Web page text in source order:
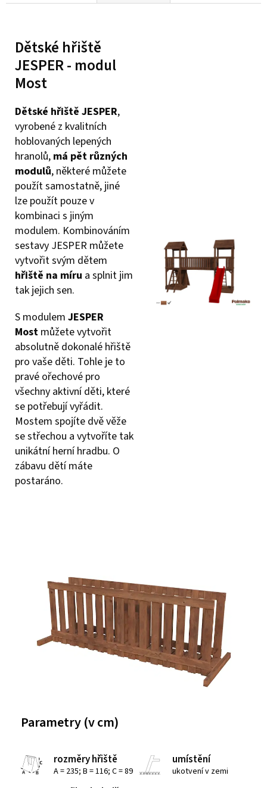
Dětské hřiště
JESPER - modul
Most
Dětské hřiště JESPER,
vyrobené z kvalitních
hoblovaných lepených
hranolů, má pět různých
modulů, některé můžete
použít samostatně, jiné
lze použít pouze v
kombinaci s jiným
modulem. Kombinováním
sestavy JESPER můžete
vytvořit svým dětem
hřiště na míru a splnit jim
tak jejich sen.
S modulem JESPER
Most můžete vytvořit
absolutně dokonalé hřiště
pro vaše děti. Tohle je to
pravé ořechové pro
všechny aktivní děti, které
se potřebují vyřádit.
Mostem spojíte dvě věže
se střechou a vytvoříte tak
unikátní herní hradbu. O
zábavu dětí máte
postaráno.
Parametry (v cm)
rozměry hřiště
A = 235; B = 116; C = 89
umístění
ukotvení v zemi